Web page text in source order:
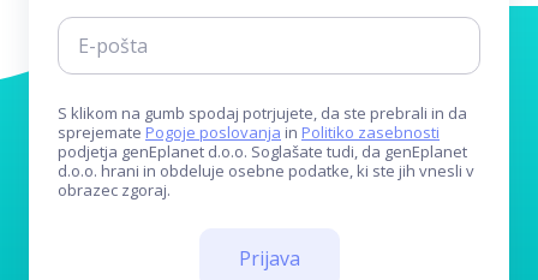
S klikom na gumb spodaj potrjujete, da ste prebrali in da
sprejemate Pogoje poslovanja in Politiko zasebnosti
podjetja genEplanet d.o.o. Soglašate tudi, da genEplanet
d.o.o. hrani in obdeluje osebne podatke, ki ste jih vnesli v
obrazec zgoraj.
Prijava